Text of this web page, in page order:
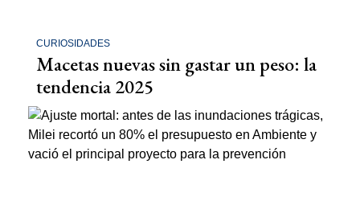
CURIOSIDADES
Macetas nuevas sin gastar un peso: la
tendencia 2025